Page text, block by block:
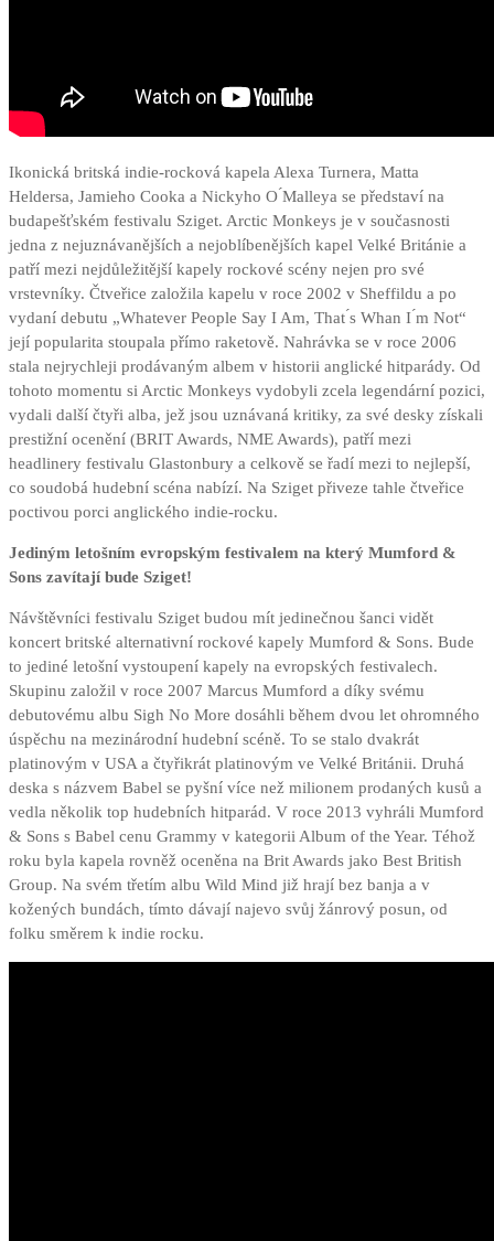
Ikonická britská indie-rocková kapela Alexa Turnera, Matta
Heldersa, Jamieho Cooka a Nickyho O ́Malleya se představí na
budapešťském festivalu Sziget. Arctic Monkeys je v současnosti
jedna z nejuznávanějších a nejoblíbenějších kapel Velké Británie a
patří mezi nejdůležitější kapely rockové scény nejen pro své
vrstevníky. Čtveřice založila kapelu v roce 2002 v Sheffildu a po
vydaní debutu „Whatever People Say I Am, That ́s Whan I ́m Not“
její popularita stoupala přímo raketově. Nahrávka se v roce 2006
stala nejrychleji prodávaným albem v historii anglické hitparády. Od
tohoto momentu si Arctic Monkeys vydobyli zcela legendární pozici,
vydali další čtyři alba, jež jsou uznávaná kritiky, za své desky získali
prestižní ocenění (BRIT Awards, NME Awards), patří mezi
headlinery festivalu Glastonbury a celkově se řadí mezi to nejlepší,
co soudobá hudební scéna nabízí. Na Sziget přiveze tahle čtveřice
poctivou porci anglického indie-rocku.
Jediným letošním evropským festivalem na který Mumford &
Sons zavítají bude Sziget!
Návštěvníci festivalu Sziget budou mít jedinečnou šanci vidět
koncert britské alternativní rockové kapely Mumford & Sons. Bude
to jediné letošní vystoupení kapely na evropských festivalech.
Skupinu založil v roce 2007 Marcus Mumford a díky svému
debutovému albu Sigh No More dosáhli během dvou let ohromného
úspěchu na mezinárodní hudební scéně. To se stalo dvakrát
platinovým v USA a čtyřikrát platinovým ve Velké Británii. Druhá
deska s názvem Babel se pyšní více než milionem prodaných kusů a
vedla několik top hudebních hitparád. V roce 2013 vyhráli Mumford
& Sons s Babel cenu Grammy v kategorii Album of the Year. Téhož
roku byla kapela rovněž oceněna na Brit Awards jako Best British
Group. Na svém třetím albu Wild Mind již hrají bez banja a v
kožených bundách, tímto dávají najevo svůj žánrový posun, od
folku směrem k indie rocku.